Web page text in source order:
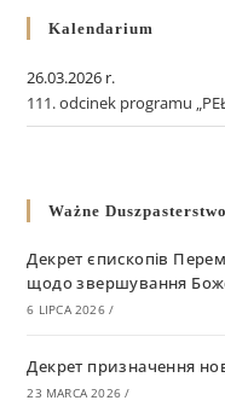
Kalendarium
26.03.2026 r.
111. odcinek programu
Ważne Duszpasterstwo
Декрет єпископів
щодо звершування
6 LIPCA 2026 /
Декрет призначення
23 MARCA 2026 /